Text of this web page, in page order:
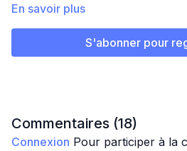
Durée: 30 min
4 exercices no break x 3
Burpees hold 6 jab
En savoir plus
S'abonner pour
Commentaires (18)
Connexion Pour participer à la